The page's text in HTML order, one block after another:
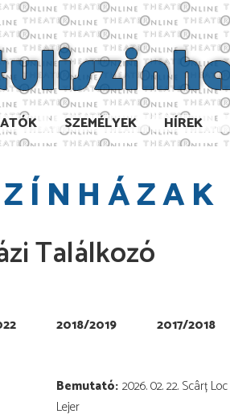
SZEMÉLYEK HÍREK
Találkozó
2018/2019 2017/2018
Bemutató 2026. 02. 22. Scârț Loc
Lejer